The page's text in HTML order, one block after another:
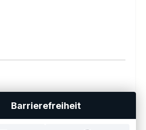
Barrierefreiheit